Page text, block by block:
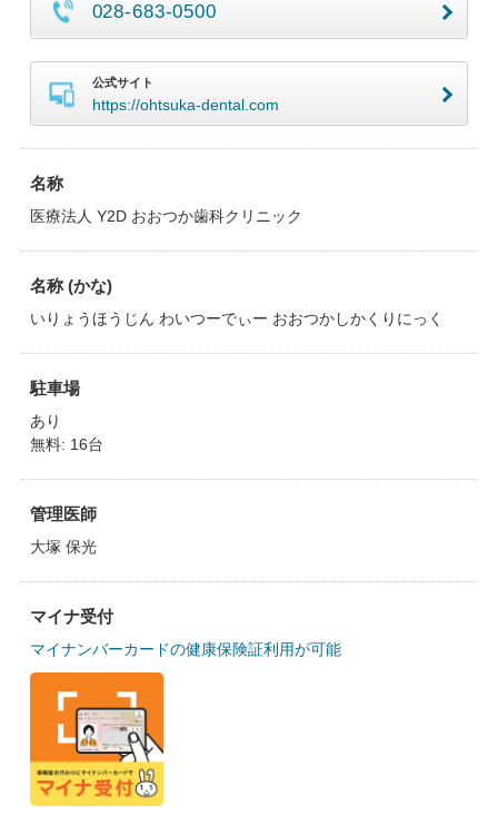
028-683-0500
公式サイト
https://ohtsuka-dental.com
名称
医療法人 Y2D おおつか歯科クリニック
名称 (かな)
いりょうほうじん わいつーでぃー おおつかしかくりにっく
駐車場
あり
無料: 16台
管理医師
大塚 保光
マイナ受付
マイナンバーカードの健康保険証利用が可能